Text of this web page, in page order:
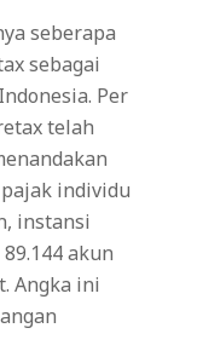
seberapa
sebagai
Per
telah
individu
instansi
akun
Angka ini